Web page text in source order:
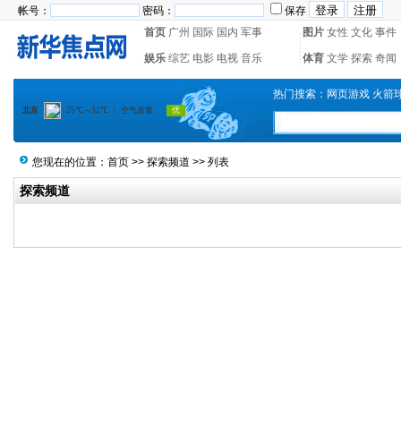
帐号： 密码：
保存
首页 广州 国际 国内 军事 图片 女性 文化 事件
娱乐 综艺 电影 电视 音乐 体育 文学 探索 奇闻
热门搜索： 网页游戏 火箭
您现在的位置： 首页 >> 探索频道 >> 列表
探索频道